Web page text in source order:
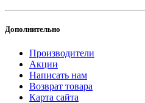
Дополнительно
Производители
Акции
Написать нам
Возврат товара
Карта сайта